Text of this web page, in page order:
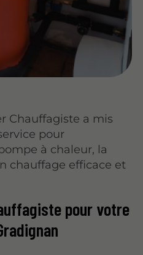
Chauffagiste a mis
pour
à chaleur, la
chauffage efficace et
pour votre